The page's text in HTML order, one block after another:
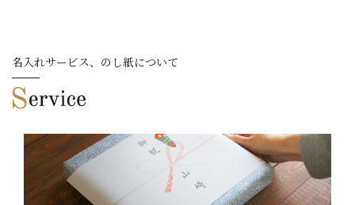
名入れサービス、のし紙について